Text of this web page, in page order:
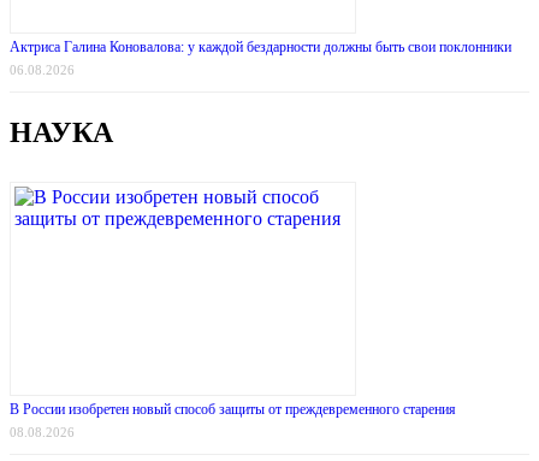
Актриса Галина Коновалова: у каждой бездарности должны быть свои поклонники
06.08.2026
НАУКА
В России изобретен новый способ защиты от преждевременного старения
08.08.2026